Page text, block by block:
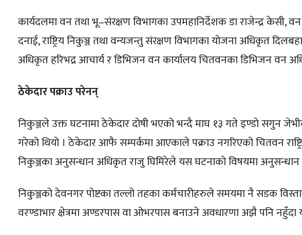
कार्यदलमा वन तथा भू–संरक्षण विभागका उपमहानिर्देशक डा राजेन्द्र केसी,
दनाई, राष्ट्रिय निकुञ्ज तथा वन्यजन्तु संरक्षण विभागका योजना अधिकृत
अधिकृत हरिभद्र आचार्य र डिभिजन वन कार्यालय चितवनका डिभिजन वन
ठेकेदार पक्राउ परेनन्
निकुञ्जले उक्त घटनामा ठेकेदार दोषी भएको भन्दै माघ १३ गते इण्डो सगुन
गरेको थियो । ठेकेदार आफै सम्पर्कमा आएकाले पक्राउ नगरिएको चितवन
निकुञ्जका अनुसन्धान अधिकृत राजु घिमिरेले यस घटनाको विषयमा अनुसन्धान
निकुञ्जको देवनगर पोष्टका तल्लो तहका कर्मचारीहरुले समयमा नै सडक
वरण्डाभार क्षेत्रमा अण्डरपास वा ओभरपास बनाउने अवधारणा अझै पनि नहुँदा